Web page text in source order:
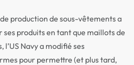
production de sous-vêtements a
produits en tant que maillots de
Navy a modifié ses
pour permettre (et plus tard,